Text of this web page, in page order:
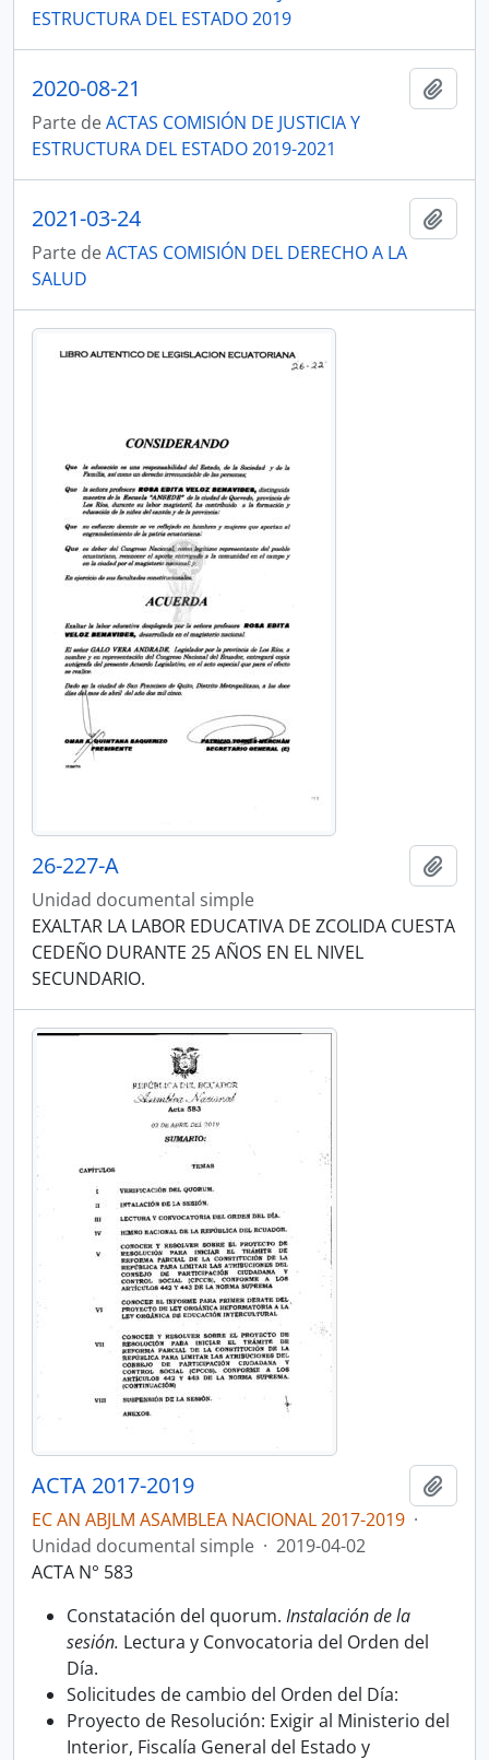
ESTRUCTURA DEL ESTADO 2019
2020-08-21
Parte deACTAS COMISIÓN DE JUSTICIA Y
ESTRUCTURA DEL ESTADO 2019-2021
2021-03-24
Parte deACTAS COMISIÓN DEL DERECHO A LA
SALUD
26-227-A
Unidad documental simple
EXALTAR LA LABOR EDUCATIVA DE ZCOLIDA CUESTA
CEDEÑO DURANTE 25 AÑOS EN EL NIVEL
SECUNDARIO.
ACTA 2017-2019
EC AN ABJLM ASAMBLEA NACIONAL 2017-2019 ·
Unidad documental simple · 2019-04-02
ACTA N° 583
Constatación del quorum. Instalación de la
sesión. Lectura y Convocatoria del Orden del
Día.
Solicitudes de cambio del Orden del Día:
Proyecto de Resolución: Exigir al Ministerio del
Interior, Fiscalía General del Estado y